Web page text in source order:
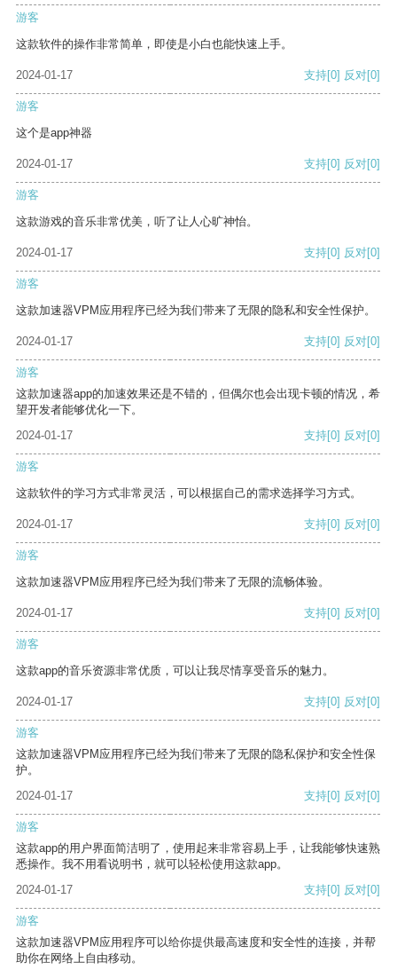
游客
这款软件的操作非常简单，即使是小白也能快速上手。
2024-01-17 支持[0] 反对[0]
游客
这个是app神器
2024-01-17 支持[0] 反对[0]
游客
这款游戏的音乐非常优美，听了让人心旷神怡。
2024-01-17 支持[0] 反对[0]
游客
这款加速器VPM应用程序已经为我们带来了无限的隐私和安全性保护。
2024-01-17 支持[0] 反对[0]
游客
这款加速器app的加速效果还是不错的，但偶尔也会出现卡顿的情况，希
望开发者能够优化一下。
2024-01-17
支持[0] 反对[0]
游客
这款软件的学习方式非常灵活，可以根据自己的需求选择学习方式。
2024-01-17 支持[0] 反对[0]
游客
这款加速器VPM应用程序已经为我们带来了无限的流畅体验。
2024-01-17 支持[0] 反对[0]
游客
这款app的音乐资源非常优质，可以让我尽情享受音乐的魅力。
2024-01-17 支持[0] 反对[0]
游客
这款加速器VPM应用程序已经为我们带来了无限的隐私保护和安全性保
护。
2024-01-17
支持[0] 反对[0]
游客
这款app的用户界面简洁明了，使用起来非常容易上手，让我能够快速熟
悉操作。我不用看说明书，就可以轻松使用这款app。
2024-01-17
支持[0] 反对[0]
游客
这款加速器VPM应用程序可以给你提供最高速度和安全性的连接，并帮
助你在网络上自由移动。